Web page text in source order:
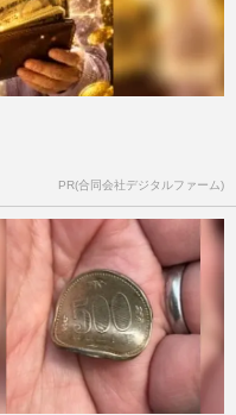
PR(合同会社デジタルファーム)